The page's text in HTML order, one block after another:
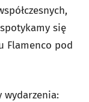
się
Flamenco pod
wydarzenia: